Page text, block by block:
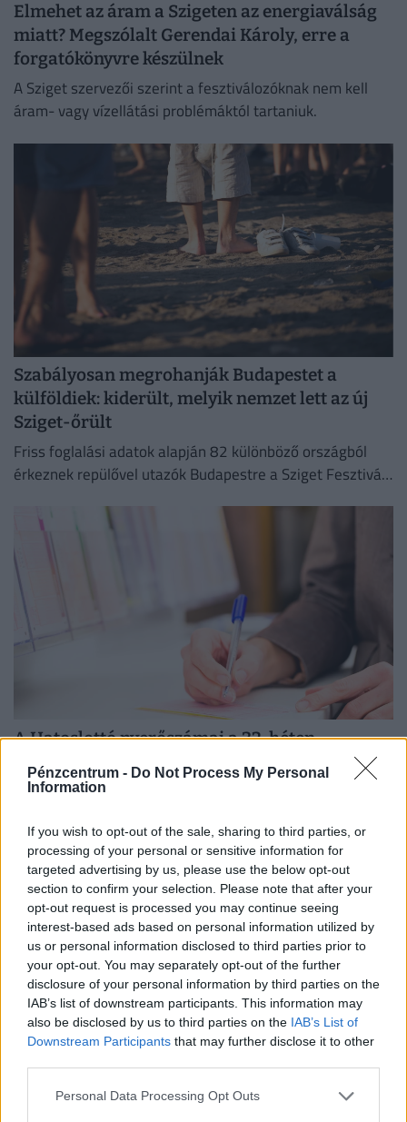
Pénzcentrum - Do Not Process My Personal
Information
If you wish to opt-out of the sale, sharing to third parties, or
processing of your personal or sensitive information for
targeted advertising by us, please use the below opt-out
section to confirm your selection. Please note that after your
opt-out request is processed you may continue seeing
interest-based ads based on personal information utilized by
us or personal information disclosed to third parties prior to
your opt-out. You may separately opt-out of the further
disclosure of your personal information by third parties on the
IAB’s list of downstream participants. This information may
also be disclosed by us to third parties on the IAB’s List of
Downstream Participants that may further disclose it to other
Personal Data Processing Opt Outs
Elmehet az áram a Szigeten az energiaválság
miatt? Megszólalt Gerendai Károly, erre a
forgatókönyvre készülnek
A Sziget szervezői szerint a fesztiválozóknak nem kell
áram- vagy vízellátási problémáktól tartaniuk.
Szabályosan megrohanják Budapestet a
külföldiek: kiderült, melyik nemzet lett az új
Sziget-őrült
Friss foglalási adatok alapján 82 különböző országból
érkeznek repülővel utazók Budapestre a Sziget Fesztivál
A Hatoslottó nyerőszámai a 32. héten,
csütörtökön
Vajon elvitte valaki az 770 millió forintos főnyereményt a
Kihúzták a Skandináv lottó 2026/32. heti nyerőszámait.